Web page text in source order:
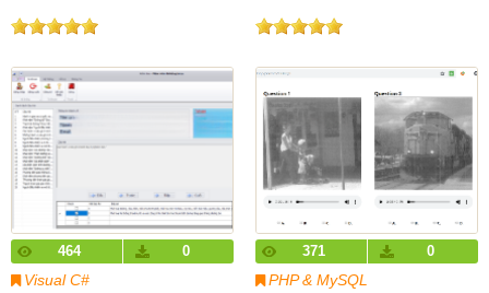
464 0
Visual C#
371 0
PHP & MySQL